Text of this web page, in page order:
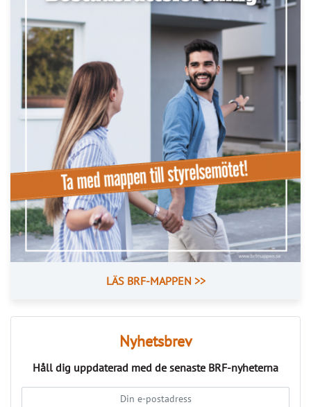
LÄS BRF-MAPPEN >>
Nyhetsbrev
Håll dig uppdaterad med de senaste BRF-nyheterna